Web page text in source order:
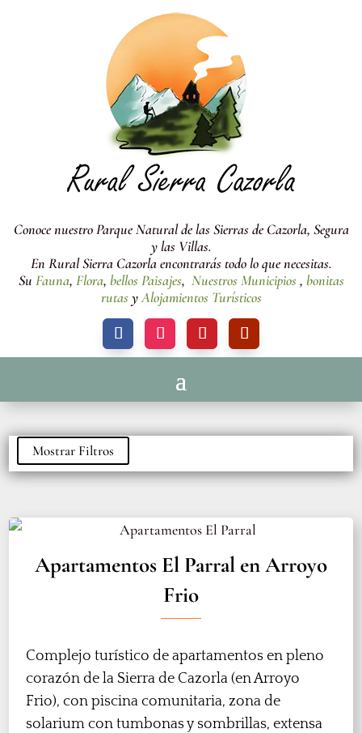
Conoce nuestro Parque Natural de las Sierras de Cazorla, Segura
y las Villas.
En Rural Sierra Cazorla encontrarás todo lo que necesitas.
Su Fauna, Flora, bellos Paisajes, Nuestros Municipios, bonitas
rutasyAlojamientos Turísticos
Mostrar Filtros
Apartamentos El Parral en Arroyo
Frio
Complejo turístico de apartamentos en pleno
corazón de la Sierra de Cazorla (en Arroyo
Frio), con piscina comunitaria, zona de
solarium con tumbonas y sombrillas, extensa